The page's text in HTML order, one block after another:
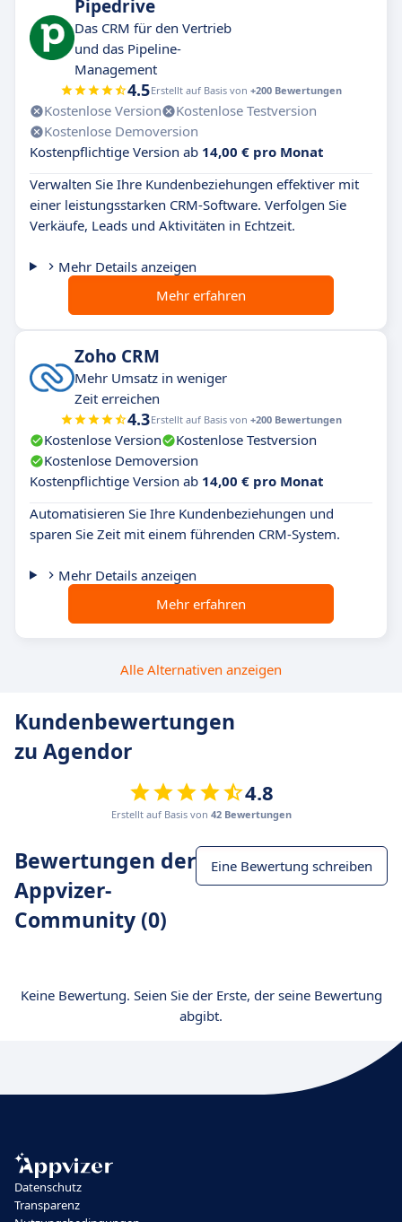
Pipedrive
Das CRM für den Vertrieb
und das Pipeline-
Management
4.5Erstellt auf Basis von +200 Bewertungen
Kostenlose Version
Kostenlose Testversion
Kostenlose Demoversion
Kostenpflichtige Version ab 14,00 € pro Monat
Verwalten Sie Ihre Kundenbeziehungen effektiver mit
einer leistungsstarken CRM-Software. Verfolgen Sie
Verkäufe, Leads und Aktivitäten in Echtzeit.
Mehr Details anzeigen
Mehr erfahren
Zoho CRM
Mehr Umsatz in weniger
Zeit erreichen
4.3Erstellt auf Basis von +200 Bewertungen
Kostenlose Version
Kostenlose Testversion
Kostenlose Demoversion
Kostenpflichtige Version ab 14,00 € pro Monat
Automatisieren Sie Ihre Kundenbeziehungen und
sparen Sie Zeit mit einem führenden CRM-System.
Mehr Details anzeigen
Mehr erfahren
Alle Alternativen anzeigen
Kundenbewertungen
zu Agendor
4.8
Erstellt auf Basis von 42 Bewertungen
Bewertungen der
Appvizer-
Community (0)
Eine Bewertung schreiben
Keine Bewertung. Seien Sie der Erste, der seine Bewertung
abgibt.
Datenschutz
Transparenz